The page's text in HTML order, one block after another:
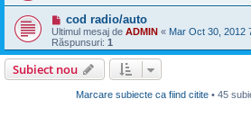
cod radio/auto
Ultimul mesaj de ADMIN « Mar Oct 30, 2012
Răspunsuri: 1
Subiect nou
Marcare subiecte ca fiind citite • 45